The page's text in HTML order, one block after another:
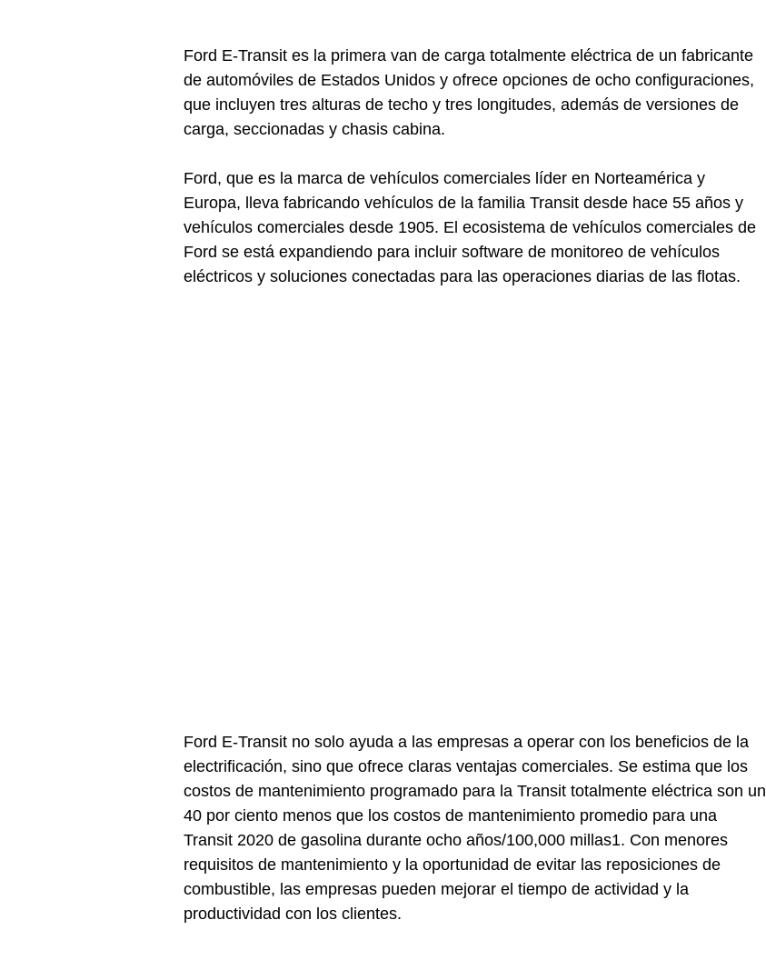
Ford E-Transit es la primera van de carga totalmente eléctrica de un fabricante
de automóviles de Estados Unidos y ofrece opciones de ocho configuraciones,
que incluyen tres alturas de techo y tres longitudes, además de versiones de
carga, seccionadas y chasis cabina.
Ford, que es la marca de vehículos comerciales líder en Norteamérica y
Europa, lleva fabricando vehículos de la familia Transit desde hace 55 años y
vehículos comerciales desde 1905. El ecosistema de vehículos comerciales de
Ford se está expandiendo para incluir software de monitoreo de vehículos
eléctricos y soluciones conectadas para las operaciones diarias de las flotas.
Ford E-Transit no solo ayuda a las empresas a operar con los beneficios de la
electrificación, sino que ofrece claras ventajas comerciales. Se estima que los
costos de mantenimiento programado para la Transit totalmente eléctrica son un
40 por ciento menos que los costos de mantenimiento promedio para una
Transit 2020 de gasolina durante ocho años/100,000 millas1. Con menores
requisitos de mantenimiento y la oportunidad de evitar las reposiciones de
combustible, las empresas pueden mejorar el tiempo de actividad y la
productividad con los clientes.